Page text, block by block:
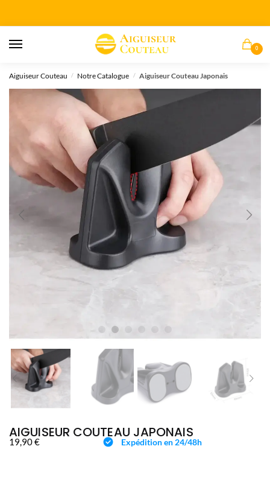
0
Aiguiseur Couteau / Notre Catalogue / Aiguiseur Couteau Japonais
AIGUISEUR COUTEAU JAPONAIS
19,90€ Expédition en 24/48h